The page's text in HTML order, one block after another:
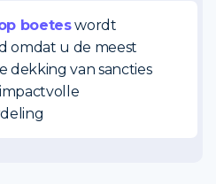
boeteswordt
omdat u de meest
dekking van sancties